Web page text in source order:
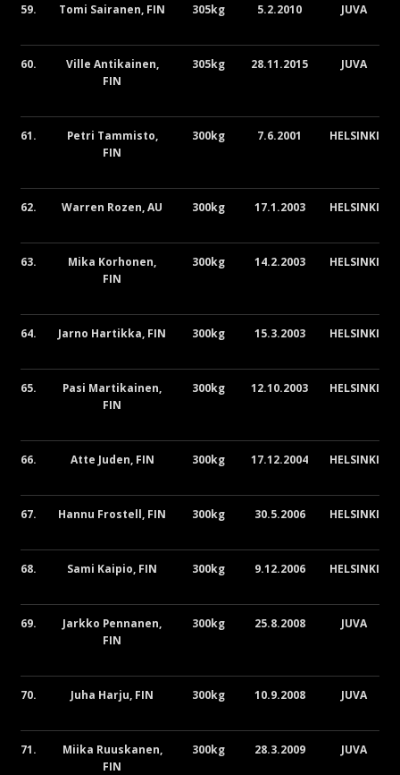
59. Tomi Sairanen, FIN 305kg 5.2.2010 JUVA
60.
Ville Antikainen,
FIN
305kg 28.11.2015 JUVA
61.
Petri Tammisto,
FIN
300kg 7.6.2001 HELSINKI
62. Warren Rozen, AU 300kg 17.1.2003 HELSINKI
63.
Mika Korhonen,
FIN
300kg 14.2.2003 HELSINKI
64. Jarno Hartikka, FIN 300kg 15.3.2003 HELSINKI
65.
Pasi Martikainen,
FIN
300kg 12.10.2003 HELSINKI
66. Atte Juden, FIN 300kg 17.12.2004 HELSINKI
67. Hannu Frostell, FIN 300kg 30.5.2006 HELSINKI
68. Sami Kaipio, FIN 300kg 9.12.2006 HELSINKI
69.
Jarkko Pennanen,
FIN
300kg 25.8.2008 JUVA
70. Juha Harju, FIN 300kg 10.9.2008 JUVA
71.
Miika Ruuskanen,
FIN
300kg 28.3.2009 JUVA